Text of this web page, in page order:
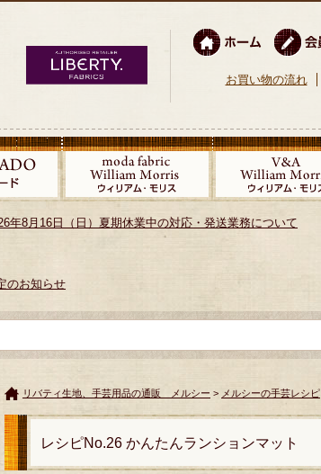
お買い物の流れ
年8月16日（日）夏期休業中の対応・発送業務について
のお知らせ
リバティ生地、手芸用品の通販 メルシー > メルシーの手芸レシピ
レシピNo.26 かんたんランションマット